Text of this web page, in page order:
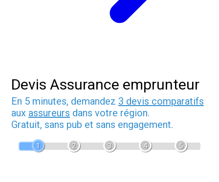
Devis Assurance emprunteur
En 5 minutes, demandez 3 devis comparatifs
aux assureurs dans votre région.
Gratuit, sans pub et sans engagement.
1 2 3 4 5